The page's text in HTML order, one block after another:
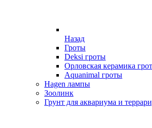
Назад
Гроты
Deksi гроты
Орловская керамика
Aquanimal гроты
Hagen лампы
Зоолинк
Грунт для аквариума и